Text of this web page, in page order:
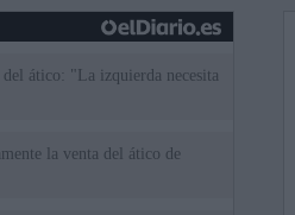
ático: "La izquierda necesita
la venta del ático de